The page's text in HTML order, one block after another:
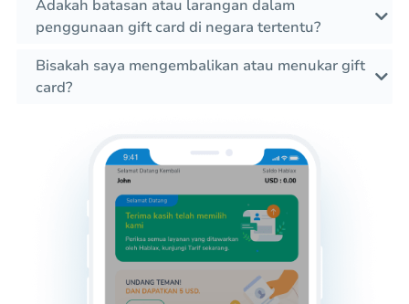
Adakah batasan atau larangan dalam
penggunaan gift card di negara tertentu?
Bisakah saya mengembalikan atau menukar gift
card?